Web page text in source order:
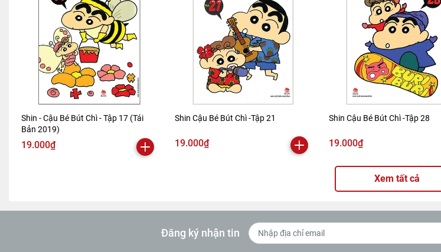
Shin - Cậu Bé Bút Chì - Tập 17 (Tái
Bản 2019)
19.000₫
Shin Cậu Bé Bút Chì -Tập 21
19.000₫
Shin Cậu Bé Bút Chì -Tập 28
19.000₫
Xem tất cả
Đăng ký nhận tin